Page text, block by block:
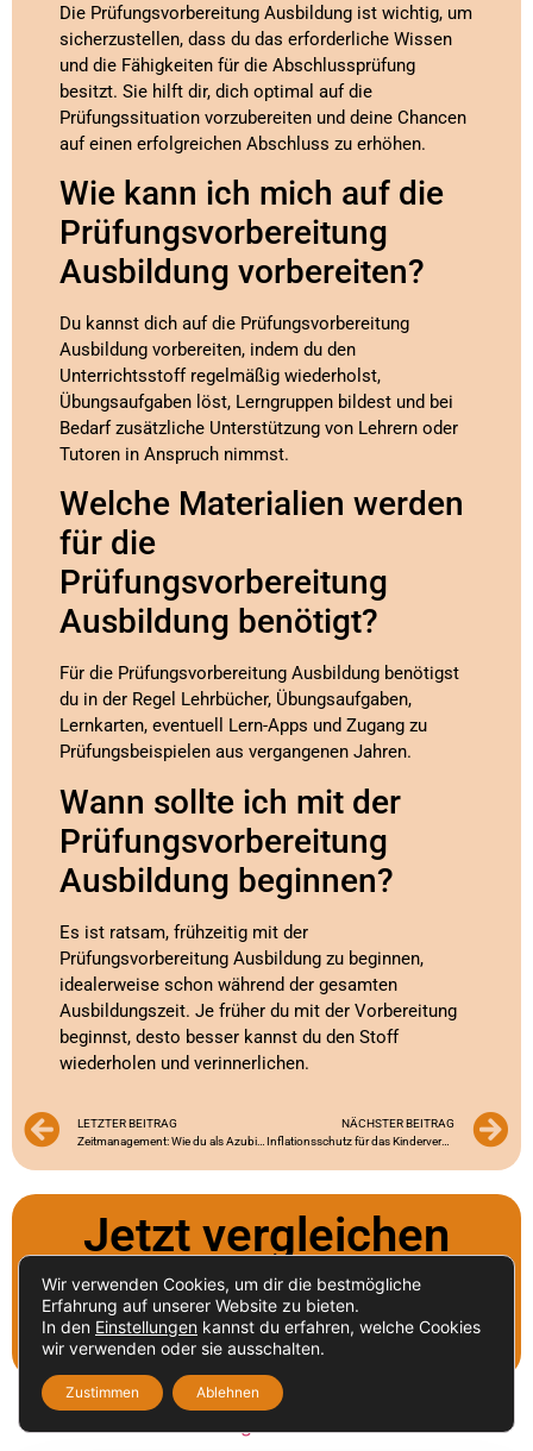
Die Prüfungsvorbereitung Ausbildung ist wichtig, um
sicherzustellen, dass du das erforderliche Wissen
und die Fähigkeiten für die Abschlussprüfung
besitzt. Sie hilft dir, dich optimal auf die
Prüfungssituation vorzubereiten und deine Chancen
auf einen erfolgreichen Abschluss zu erhöhen.
Wie kann ich mich auf die
Prüfungsvorbereitung
Ausbildung vorbereiten?
Du kannst dich auf die Prüfungsvorbereitung
Ausbildung vorbereiten, indem du den
Unterrichtsstoff regelmäßig wiederholst,
Übungsaufgaben löst, Lerngruppen bildest und bei
Bedarf zusätzliche Unterstützung von Lehrern oder
Tutoren in Anspruch nimmst.
Welche Materialien werden
für die
Prüfungsvorbereitung
Ausbildung benötigt?
Für die Prüfungsvorbereitung Ausbildung benötigst
du in der Regel Lehrbücher, Übungsaufgaben,
Lernkarten, eventuell Lern-Apps und Zugang zu
Prüfungsbeispielen aus vergangenen Jahren.
Wann sollte ich mit der
Prüfungsvorbereitung
Ausbildung beginnen?
Es ist ratsam, frühzeitig mit der
Prüfungsvorbereitung Ausbildung zu beginnen,
idealerweise schon während der gesamten
Ausbildungszeit. Je früher du mit der Vorbereitung
beginnst, desto besser kannst du den Stoff
wiederholen und verinnerlichen.
LETZTER BEITRAG
NÄCHSTER BEITRAG
Inflationsschutz für das Kindervermögen: So sichert du dein Geld ab
Jetzt vergleichen
und sparen!
Zu den Vergelichsrechnern
Wir verwenden Cookies, um dir die bestmögliche
Erfahrung auf unserer Website zu bieten.
In den Einstellungen kannst du erfahren, welche Cookies
wir verwenden oder sie ausschalten.
Zustimmen Ablehnen